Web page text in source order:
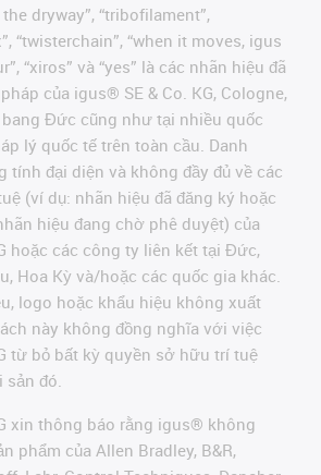
the dryway”, “tribofilament”,
“twisterchain”, “when it moves, igus
“xiros” và “yes” là các nhãn hiệu đã
của igus® SE & Co. KG, Cologne,
Đức cũng như tại nhiều quốc
lý quốc tế trên toàn cầu. Danh
tính đại diện và không đầy đủ về các
(ví dụ: nhãn hiệu đã đăng ký hoặc
hiệu đang chờ phê duyệt) của
hoặc các công ty liên kết tại Đức,
Hoa Kỳ và/hoặc các quốc gia khác.
logo hoặc khẩu hiệu không xuất
này không đồng nghĩa với việc
từ bỏ bất kỳ quyền sở hữu trí tuệ
đó.
xin thông báo rằng igus® không
phẩm của Allen Bradley, B&R,